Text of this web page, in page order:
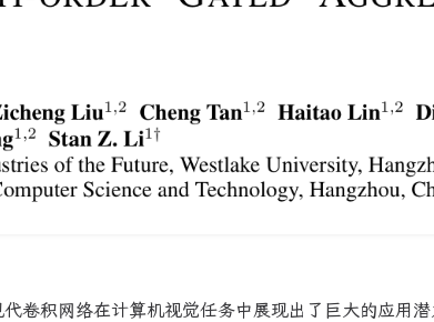
卷积网络在计算机视觉任务中展现出了巨大的应用